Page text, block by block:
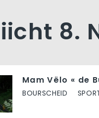
8.
Mam Vëlo « de
BOURSCHEID